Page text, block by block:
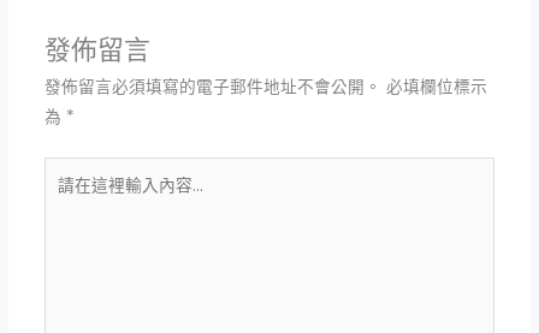
發佈留言
發佈留言必須填寫的電子郵件地址不會公開。 必填欄位標示
為 *
在